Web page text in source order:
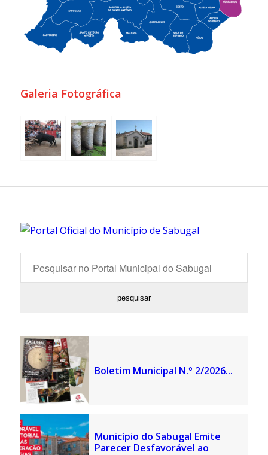
Galeria Fotográfica
Boletim Municipal N.º 2/2026...
Município do Sabugal Emite
Parecer Desfavorável ao